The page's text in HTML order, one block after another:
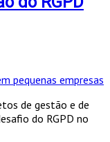
de gestão e de
do RGPD no